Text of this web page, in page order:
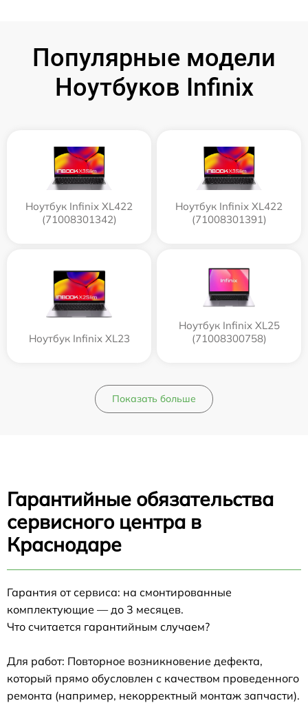
Популярные модели
Ноутбуков Infinix
Ноутбук Infinix XL422
(71008301342)
Ноутбук Infinix XL422
(71008301391)
Ноутбук Infinix XL23
Ноутбук Infinix XL25
(71008300758)
Показать больше
Гарантийные обязательства
сервисного центра в
Краснодаре
Гарантия от сервиса: на смонтированные
комплектующие — до 3 месяцев.
Что считается гарантийным случаем?
Для работ: Повторное возникновение дефекта,
который прямо обусловлен с качеством проведенного
ремонта (например, некорректный монтаж запчасти).